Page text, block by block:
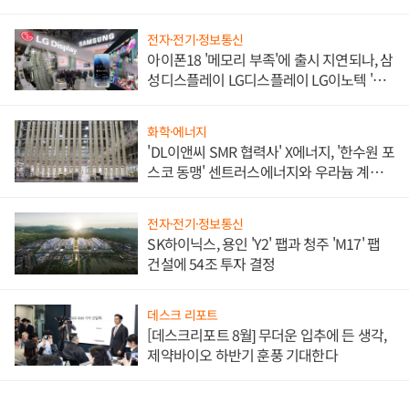
전자·전기·정보통신
아이폰18 '메모리 부족'에 출시 지연되나, 삼
성디스플레이 LG디스플레이 LG이노텍 '탈
화학·에너지
'DL이앤씨 SMR 협력사' X에너지, '한수원 포
스코 동맹' 센트러스에너지와 우라늄 계약
전자·전기·정보통신
SK하이닉스, 용인 'Y2' 팹과 청주 'M17' 팹
건설에 54조 투자 결정
데스크 리포트
[데스크리포트 8월] 무더운 입추에 든 생각,
제약바이오 하반기 훈풍 기대한다